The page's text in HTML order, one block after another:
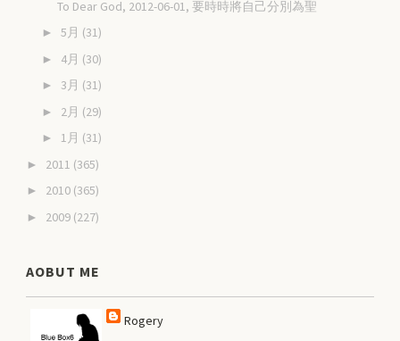
To Dear God, 2012-06-01, 要時時將自己分別為聖
► 5月 (31)
► 4月 (30)
► 3月 (31)
► 2月 (29)
► 1月 (31)
► 2011 (365)
► 2010 (365)
► 2009 (227)
AOBUT ME
Rogery